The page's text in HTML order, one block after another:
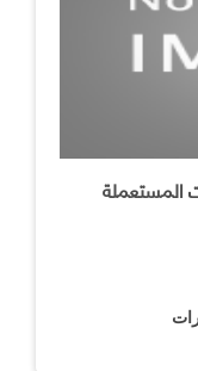
المستعملة